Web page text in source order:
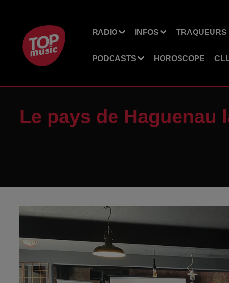
RADIO INFOS TRAQUEURS
PODCASTS HOROSCOPE
Le pays de Haguenau